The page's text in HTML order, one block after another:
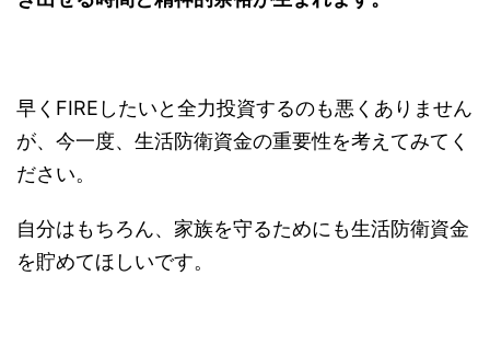
早くFIREしたいと全力投資するのも悪くありません
が、今一度、生活防衛資金の重要性を考えてみてく
ださい。
自分はもちろん、家族を守るためにも生活防衛資金
を貯めてほしいです。